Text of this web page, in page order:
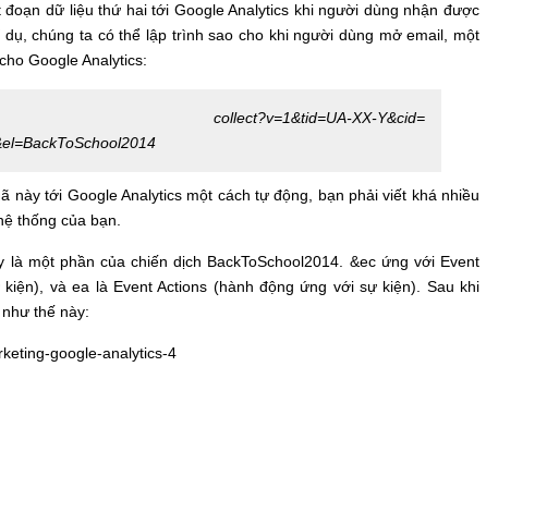
dữ liệu thứ hai tới Google Analytics khi người dùng nhận được
chúng ta có thể lập trình sao cho khi người dùng mở email, một
Google Analytics:
XX-Y&cid=
tới Google Analytics một cách tự động, bạn phải viết khá nhiều
thống của bạn.
một phần của chiến dịch BackToSchool2014. &ec ứng với Event
và ea là Event Actions (hành động ứng với sự kiện). Sau khi
thế này: